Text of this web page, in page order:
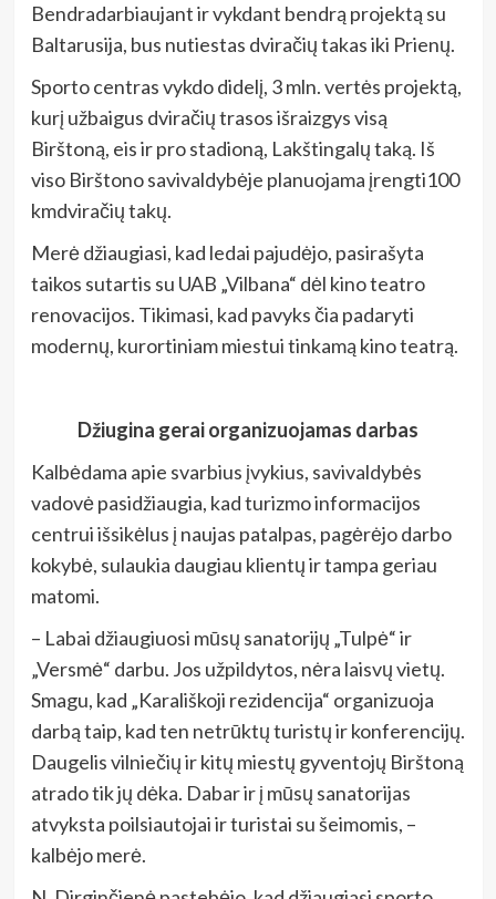
Bendradarbiaujant ir vykdant bendrą projektą su
Baltarusija, bus nutiestas dviračių takas iki Prienų.
Sporto centras vykdo didelį, 3 mln. vertės projektą,
kurį užbaigus dviračių trasos išraizgys visą
Birštoną, eis ir pro stadioną, Lakštingalų taką. Iš
viso Birštono savivaldybėje planuojama įrengti100
kmdviračių takų.
Merė džiaugiasi, kad ledai pajudėjo, pasirašyta
taikos sutartis su UAB „Vilbana“ dėl kino teatro
renovacijos. Tikimasi, kad pavyks čia padaryti
modernų, kurortiniam miestui tinkamą kino teatrą.
Džiugina gerai organizuojamas darbas
Kalbėdama apie svarbius įvykius, savivaldybės
vadovė pasidžiaugia, kad turizmo informacijos
centrui išsikėlus į naujas patalpas, pagėrėjo darbo
kokybė, sulaukia daugiau klientų ir tampa geriau
matomi.
– Labai džiaugiuosi mūsų sanatorijų „Tulpė“ ir
„Versmė“ darbu. Jos užpildytos, nėra laisvų vietų.
Smagu, kad „Karališkoji rezidencija“ organizuoja
darbą taip, kad ten netrūktų turistų ir konferencijų.
Daugelis vilniečių ir kitų miestų gyventojų Birštoną
atrado tik jų dėka. Dabar ir į mūsų sanatorijas
atvyksta poilsiautojai ir turistai su šeimomis, –
kalbėjo merė.